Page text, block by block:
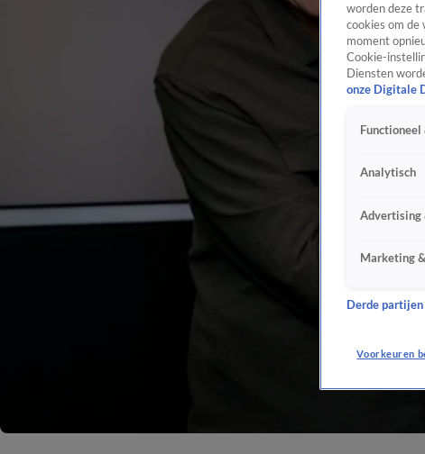
worden deze
cookies om de
moment
Cookie-
Diensten
onze Digitale
Functioneel
Analytisch
Advertising
Marketing
Derde
Voorkeuren